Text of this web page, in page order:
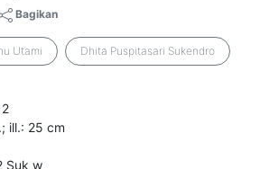
Bagikan
Utami Dhita Puspitasari Sukendro
ill.: 25 cm
Suk w